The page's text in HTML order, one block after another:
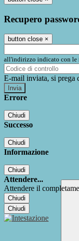
Recupero
button close ×
all'indirizzo indicato con le
E-mail inviata, si prega
Errore
Chiudi
Successo
Chiudi
Informazione
Chiudi
Attendere...
Attendere il
Chiudi
Chiudi